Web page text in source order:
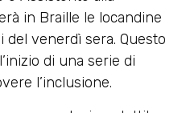
in Braille le locandine
venerdì sera. Questo
di una serie di
l’inclusione.